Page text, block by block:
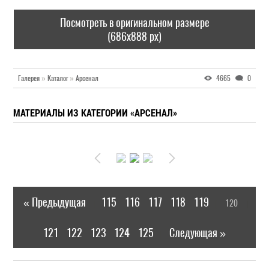
Посмотреть в оригинальном размере
(686x888 px)
Галерея » Каталог» Арсенал 4665 0
МАТЕРИАЛЫ ИЗ КАТЕГОРИИ «АРСЕНАЛ»
« Предыдущая 115 116 117 118 119 120
121 122 123 124 125 Следующая »